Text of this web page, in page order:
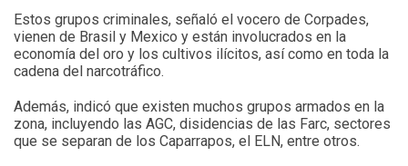
Estos grupos criminales, señaló el vocero de Corpades,
vienen de Brasil y Mexico y están involucrados en la
economía del oro y los cultivos ilícitos, así como en toda la
cadena del narcotráfico.
Además, indicó que existen muchos grupos armados en la
zona, incluyendo las AGC, disidencias de las Farc, sectores
que se separan de los Caparrapos, el ELN, entre otros.